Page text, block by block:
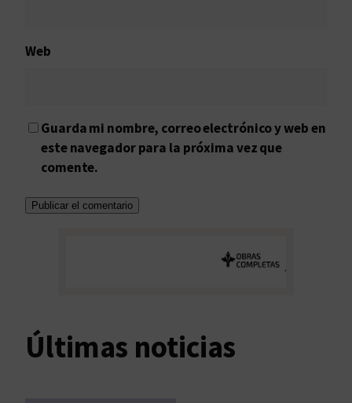
Web
Guarda mi nombre, correo electrónico y web en
este navegador para la próxima vez que
comente.
Últimas noticias